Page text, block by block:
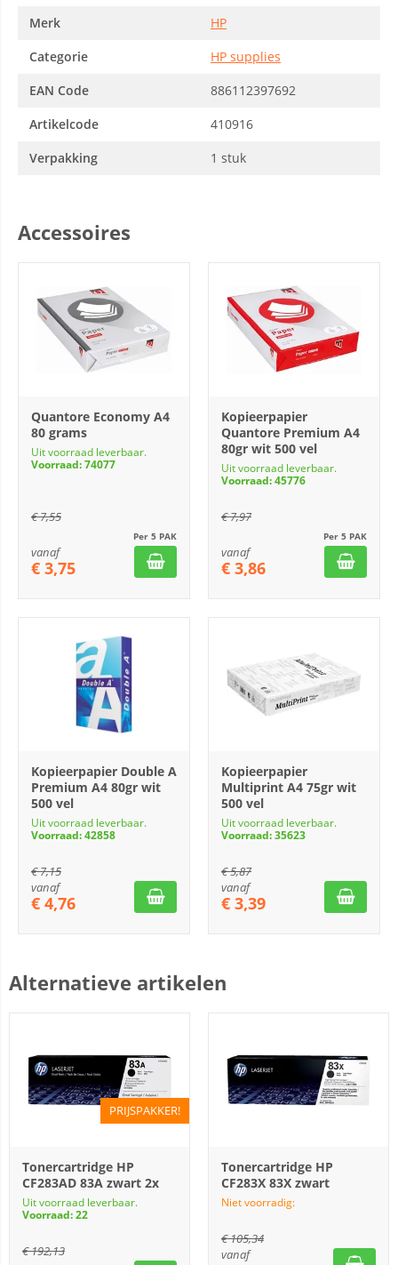
Merk
HP
Categorie
HP supplies
EAN Code
886112397692
Artikelcode
410916
Verpakking
1 stuk
Accessoires
Quantore Economy A4
80 grams
Uit voorraad leverbaar.
Voorraad: 74077
€7,55
Per 5 PAK
vanaf
€ 3,75
Kopieerpapier
Quantore Premium A4
80gr wit 500 vel
Uit voorraad leverbaar.
Voorraad: 45776
€7,97
Per 5 PAK
vanaf
€ 3,86
Kopieerpapier Double A
Premium A4 80gr wit
500 vel
Uit voorraad leverbaar.
Voorraad: 42858
€7,15
vanaf
€ 4,76
Kopieerpapier
Multiprint A4 75gr wit
500 vel
Uit voorraad leverbaar.
Voorraad: 35623
€5,87
vanaf
€ 3,39
Alternatieve artikelen
PRIJSPAKKER!
Tonercartridge HP
CF283AD 83A zwart 2x
Uit voorraad leverbaar.
Voorraad: 22
€192,13
Tonercartridge HP
CF283X 83X zwart
Niet voorradig:
€105,34
vanaf